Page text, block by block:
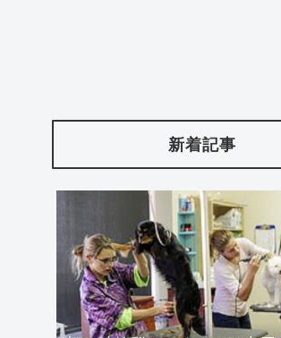
新着記事